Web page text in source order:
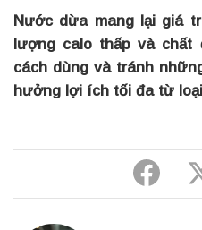
Nước dừa mang lại giá
lượng calo thấp và chất
cách dùng và tránh
hưởng lợi ích tối đa từ
Share